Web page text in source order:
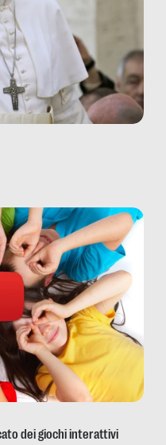
dei giochi interattivi